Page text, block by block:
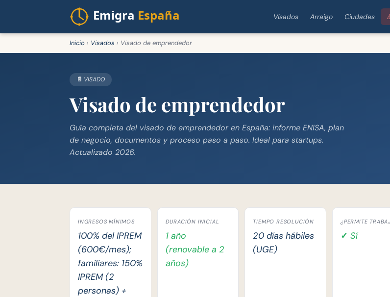
Visados Arraigo Ciudades
Inicio › Visados › Visado de emprendedor
📄 VISADO
Visado de emprendedor
Guía completa del visado de emprendedor en España: informe ENISA, plan
de negocio, documentos y proceso paso a paso. Ideal para startups.
Actualizado 2026.
INGRESOS MÍNIMOS
100% del IPREM
(600€/mes);
familiares: 150%
IPREM (2
personas) +
DURACIÓN INICIAL
1 año
(renovable a 2
años)
TIEMPO RESOLUCIÓN
20 días hábiles
(UGE)
¿PERMITE
✓ Sí